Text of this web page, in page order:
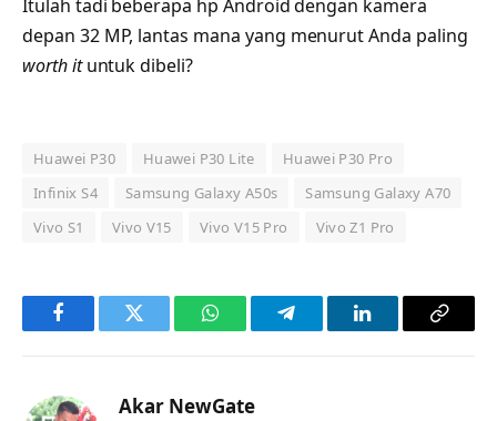
Itulah tadi beberapa hp Android dengan kamera
depan 32 MP, lantas mana yang menurut Anda paling
worth ituntuk dibeli?
Huawei P30 Huawei P30 Lite
Huawei P30 Pro
Infinix S4
Samsung Galaxy A50s
Samsung Galaxy A70
Vivo S1
Vivo V15 Vivo V15 Pro Vivo Z1 Pro
FacebookTwitter WhatsAppTelegramLinkedInCopy
Akar NewGate